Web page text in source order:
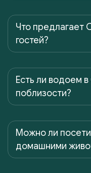
Что предлагает
гостей?
Есть ли водоем
поблизости?
Можно ли
домашними